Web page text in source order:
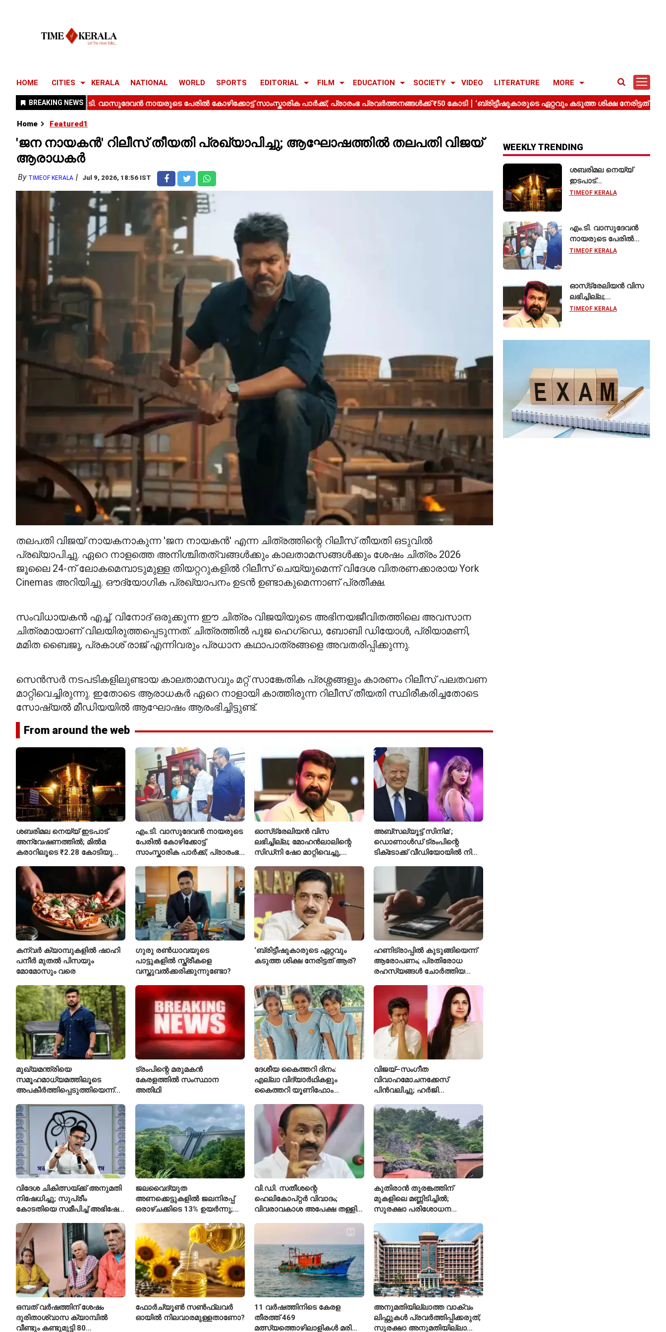
HOME CITIES KERALA NATIONAL WORLD SPORTS EDITORIAL FILM EDUCATION SOCIETY VIDEO LITERATURE MORE
Home Featured1
'ജന നായകൻ' റിലീസ് തീയതി പ്രഖ്യാപിച്ചു; ആഘോഷത്തിൽ തലപതി വിജയ്
ആരാധകർ
By TIMEOF KERALA Jul 9, 2026, 18:56 IST
തലപതി വിജയ് നായകനാകുന്ന 'ജന നായകൻ' എന്ന ചിത്രത്തിന്റെ റിലീസ് തീയതി ഒടുവിൽ
പ്രഖ്യാപിച്ചു. ഏറെ നാളത്തെ അനിശ്ചിതത്വങ്ങൾക്കും കാലതാമസങ്ങൾക്കും ശേഷം ചിത്രം 2026
ജൂലൈ 24-ന് ലോകമെമ്പാടുമുള്ള തിയറ്ററുകളിൽ റിലീസ് ചെയ്യുമെന്ന് വിദേശ വിതരണക്കാരായ York
Cinemas അറിയിച്ചു. ഔദ്യോഗിക പ്രഖ്യാപനം ഉടൻ ഉണ്ടാകുമെന്നാണ് പ്രതീക്ഷ.
സംവിധായകൻ എച്ച്. വിനോദ് ഒരുക്കുന്ന ഈ ചിത്രം വിജയിയുടെ അഭിനയജീവിതത്തിലെ അവസാന
ചിത്രമായാണ് വിലയിരുത്തപ്പെടുന്നത്. ചിത്രത്തിൽ പൂജ ഹെഗ്ഡെ, ബോബി ഡിയോൾ, പ്രിയാമണി,
മമിത ബൈജു, പ്രകാശ് രാജ് എന്നിവരും പ്രധാന കഥാപാത്രങ്ങളെ അവതരിപ്പിക്കുന്നു.
സെൻസർ നടപടികളിലുണ്ടായ കാലതാമസവും മറ്റ് സാങ്കേതിക പ്രശ്നങ്ങളും കാരണം റിലീസ് പലതവണ
മാറ്റിവെച്ചിരുന്നു. ഇതോടെ ആരാധകർ ഏറെ നാളായി കാത്തിരുന്ന റിലീസ് തീയതി സ്ഥിരീകരിച്ചതോടെ
സോഷ്യൽ മീഡിയയിൽ ആഘോഷം ആരംഭിച്ചിട്ടുണ്ട്.
From around the web
ശബരിമല നെയ്യ് ഇടപാട്
അന്വേഷണത്തിൽ; മിൽമ
കരാറിലൂടെ ₹2.28 കോടിയുടെ
എം.ടി. വാസുദേവൻ നായരുടെ
പേരിൽ കോഴിക്കോട്ട്
സാംസ്കാരിക പാർക്ക്; പ്രാരംഭ
ഓസ്‌ട്രേലിയൻ വിസ
ലഭിച്ചില്ല; മോഹൻലാലിന്റെ
സിഡ്‌നി ഷോ മാറ്റിവെച്ചു,
താരം
അബ്സല്യൂട്ട് സിനിമ’;
ഡൊണാൾഡ് ട്രംപിന്റെ
ടിക്‌ടോക്ക് വീഡിയോയിൽ നിന്ന്
കന്വർ ക്യാമ്പുകളിൽ ഷാഹി
പനീർ മുതൽ പിസയും
മോമോസും വരെ
ഗുരു രൺധാവയുടെ
പാട്ടുകളിൽ സ്ത്രീകളെ
വസ്തുവൽക്കരിക്കുന്നുണ്ടോ?
‘ബ്രിട്ടീഷുകാരുടെ ഏറ്റവും
കടുത്ത ശിക്ഷ നേരിട്ടത് ആര്?
ഹണിട്രാപ്പിൽ കുടുങ്ങിയെന്ന്
ആരോപണം; പ്രതിരോധ
രഹസ്യങ്ങൾ ചോർത്തിയ
മുഖ്യമന്ത്രിയെ
സമൂഹമാധ്യമത്തിലൂടെ
അപകീർത്തിപ്പെടുത്തിയെന്ന്
ആയങ്കിക്കെതിരെ പുതിയ
കേസ്
ട്രംപിന്റെ മരുമകൻ
കേരളത്തിൽ സംസ്ഥാന
അതിഥി
ദേശീയ കൈത്തറി ദിനം:
എല്ലാ വിദ്യാർഥികളും
കൈത്തറി യൂണിഫോം
സ്കൂൾ വേറിട്ട മാതൃക
വിജയ്–സംഗീത
വിവാഹമോചനക്കേസ്
പിൻവലിച്ചു; ഹർജി
അവസാനിപ്പിച്ച് കോടതി
വിദേശ ചികിത്സയ്ക്ക് അനുമതി
നിഷേധിച്ചു; സുപ്രീം
കോടതിയെ സമീപിച്ച് അഭിഷേക്
ജലവൈദ്യുത
അണക്കെട്ടുകളിൽ ജലനിരപ്പ്
ഒരാഴ്ചക്കിടെ 13% ഉയർന്നു;
ഇപ്പോഴും കുറവ്
വി.ഡി. സതീശന്റെ
ഹെലികോപ്റ്റർ വിവാദം;
വിവരാവകാശ അപേക്ഷ തള്ളി
കുതിരാൻ തുരങ്കത്തിന്
മുകളിലെ മണ്ണിടിച്ചിൽ;
സുരക്ഷാ പരിശോധന
ഒമ്പത് വർഷത്തിന് ശേഷം
ദുരിതാശ്വാസ ക്യാമ്പിൽ
വീണ്ടും കണ്ടുമുട്ടി 80
ഫോർച്യൂൺ സൺഫ്ലവർ
ഓയിൽ നിലവാരമുള്ളതാണോ?
11 വർഷത്തിനിടെ കേരള
തീരത്ത് 469
മത്സ്യത്തൊഴിലാളികൾ മരിച്ചു;
അനുമതിയില്ലാത്ത വാക്വം
ലിഫ്റ്റുകൾ പ്രവർത്തിപ്പിക്കരുത്;
സുരക്ഷാ അനുമതിയില്ലാത്ത
WEEKLY TRENDING
ശബരിമല നെയ്യ്
ഇടപാട്
അന്വേഷണത്തിൽ;
നഷ്ടമെന്ന്
എഫ്ഐആർ
TIMEOF KERALA
എം.ടി. വാസുദേവൻ
നായരുടെ പേരിൽ
കോഴിക്കോട്ട്
പ്രവർത്തനങ്ങൾക്ക്
₹50 കോടി
TIMEOF KERALA
ഓസ്‌ട്രേലിയൻ വിസ
ലഭിച്ചില്ല;
മോഹൻലാലിന്റെ
വീഡിയോയിലൂടെ ക്ഷമ
TIMEOF KERALA